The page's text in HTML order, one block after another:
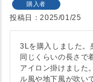
購入者
投稿日 2025/01/25
3Lを購入しました。
同じくらいの長さで
アイロン掛けました
ル風や地下風が吹い